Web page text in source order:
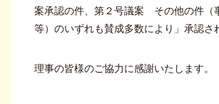
案承認の件、第２号議案 その他の件（
等）のいずれも賛成多数により」承認さ
理事の皆様のご協力に感謝いたします。